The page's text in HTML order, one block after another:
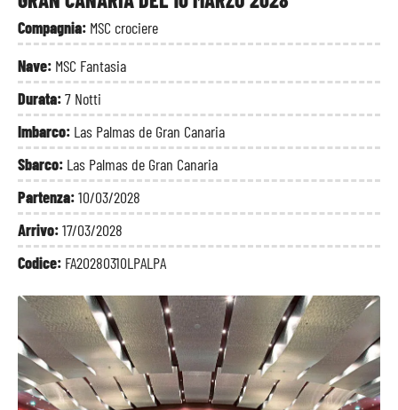
Compagnia: MSC crociere
Nave: MSC Fantasia
Durata:7 Notti
Imbarco: Las Palmas de Gran Canaria
Sbarco: Las Palmas de Gran Canaria
Partenza:10/03/2028
Arrivo:17/03/2028
Codice: FA20280310LPALPA